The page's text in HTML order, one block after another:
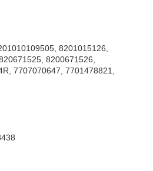
8201015126,
8200671526,
7707070647, 7701478821,